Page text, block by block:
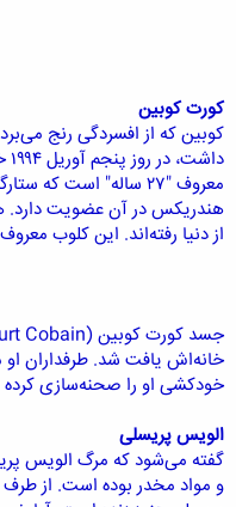
کورت کوبین
کوبین که از افسردگی رنج
معروف "۲۷ ساله‌" است
از دنیا رفته‌اند. این کلوب
خانه‌‌اش یافت شد. طرفداران
خودکشی او را صحنه‌سازی
الویس پریسلی
و مواد مخدر بوده است. از طرف